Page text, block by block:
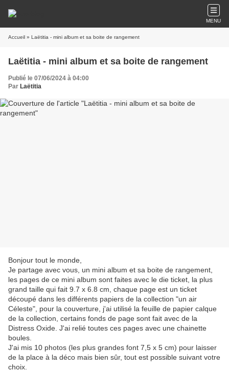
MENU
Accueil » Laëtitia - mini album et sa boite de rangement
Laëtitia - mini album et sa boite de rangement
Publié le 07/06/2024 à 04:00
Par Laëtitia
Bonjour tout le monde,
Je partage avec vous, un mini album et sa boite de rangement,
les pages de ce mini album sont faites avec le die ticket, la plus
grand taille qui fait 9.7 x 6.8 cm, chaque page est un ticket
découpé dans les différents papiers de la collection "un air
Céleste", pour la couverture, j'ai utilisé la feuille de papier calque
de la collection, certains fonds de page sont fait avec de la
Distress Oxide. J'ai relié toutes ces pages avec une chainette
boules.
J'ai mis 10 photos (les plus grandes font 7,5 x 5 cm) pour laisser
de la place à la déco mais bien sûr, tout est possible suivant votre
choix.